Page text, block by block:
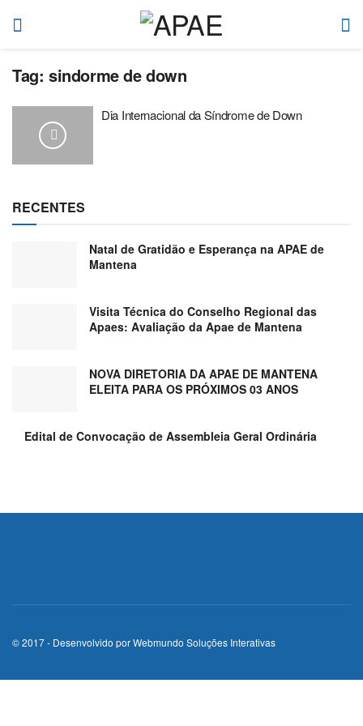
Tag: sindorme de down
Dia Internacional da Síndrome de Down
RECENTES
Natal de Gratidão e Esperança na APAE de
Mantena
Visita Técnica do Conselho Regional das
Apaes: Avaliação da Apae de Mantena
NOVA DIRETORIA DA APAE DE MANTENA
ELEITA PARA OS PRÓXIMOS 03 ANOS
Edital de Convocação de Assembleia Geral Ordinária
© 2017 - Desenvolvido porWebmundo Soluções Interativas